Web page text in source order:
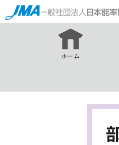
ホーム